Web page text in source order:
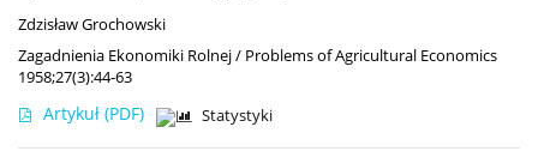
Zdzisław Grochowski
Zagadnienia Ekonomiki Rolnej / Problems of Agricultural Economics
1958;27(3):44-63
Artykuł (PDF) Statystyki